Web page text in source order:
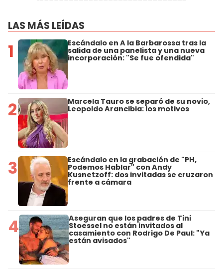
LAS MÁS LEÍDAS
1 Escándalo en A la Barbarossa tras la
salida de una panelista y una nueva
incorporación: "Se fue ofendida"
2 Marcela Tauro se separó de su novio,
Leopoldo Arancibia: los motivos
3 Escándalo en la grabación de "PH,
Podemos Hablar" con Andy
Kusnetzoff: dos invitadas se cruzaron
frente a cámara
4 Aseguran que los padres de Tini
Stoessel no están invitados al
casamiento con Rodrigo De Paul: "Ya
están avisados"